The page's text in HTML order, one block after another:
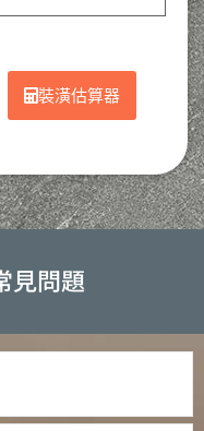
裝潢估算器
見問題